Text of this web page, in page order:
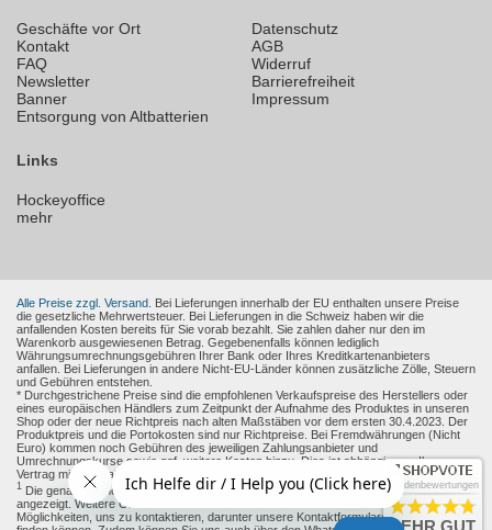
Geschäfte vor Ort
Kontakt
FAQ
Newsletter
Banner
Entsorgung von Altbatterien
Datenschutz
AGB
Widerruf
Barrierefreiheit
Impressum
Links
Hockeyoffice
mehr
Alle Preise zzgl. Versand. Bei Lieferungen innerhalb der EU enthalten unsere Preise
die gesetzliche Mehrwertsteuer. Bei Lieferungen in die Schweiz haben wir die
anfallenden Kosten bereits für Sie vorab bezahlt. Sie zahlen daher nur den im
Warenkorb ausgewiesenen Betrag. Gegebenenfalls können lediglich
Währungsumrechnungsgebühren Ihrer Bank oder Ihres Kreditkartenanbieters
anfallen. Bei Lieferungen in andere Nicht-EU-Länder können zusätzliche Zölle, Steuern
und Gebühren entstehen.
* Durchgestrichene Preise sind die empfohlenen Verkaufspreise des Herstellers oder
eines europäischen Händlers zum Zeitpunkt der Aufnahme des Produktes in unseren
Shop oder der neue Richtpreis nach alten Maßstäben vor dem ersten 30.4.2023. Der
Produktpreis und die Portokosten sind nur Richtpreise. Bei Fremdwährungen (Nicht
Euro) kommen noch Gebühren des jeweiligen Zahlungsanbieter und
Umrechnungskurse sowie ggf. weitere Kosten hinzu. Dies ist abhängig von Ihren
Vertrag mit den Zahlungsanbieter.
1 Die genaue Höhe des Rabattes wird Ihnen auf der Produkt-Seite und im Warenkorb
angezeigt. Weitere Online-Kommunikationsmittel: Sie haben verschiedene
Möglichkeiten, uns zu kontaktieren, darunter unsere Kontaktformulare, die Siehier
Kundenbewertungen
SEHR GUT